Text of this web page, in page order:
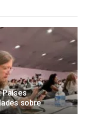
Países
sobre